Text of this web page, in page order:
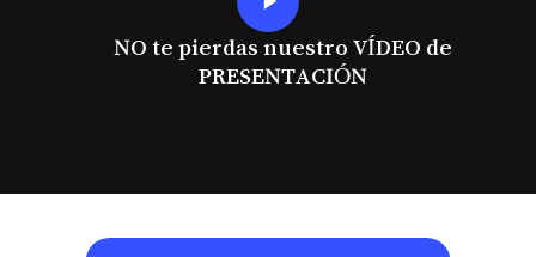
Video
NO te pierdas nuestro VÍDEO de
PRESENTACIÓN